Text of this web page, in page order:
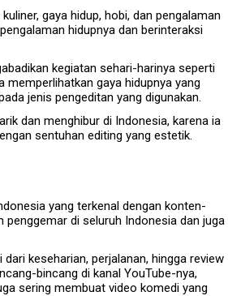
gaya hidup, hobi, dan pengalaman
hidupnya dan berinteraksi
kegiatan sehari-harinya seperti
memperlihatkan gaya hidupnya yang
jenis pengeditan yang digunakan.
dan menghibur di Indonesia, karena ia
sentuhan editing yang estetik.
yang terkenal dengan konten-
di seluruh Indonesia dan juga
keseharian, perjalanan, hingga review
bincang di kanal YouTube-nya,
sering membuat video komedi yang